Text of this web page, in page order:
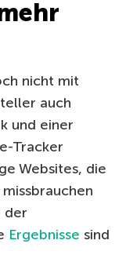
nicht mit
auch
und einer
Tracker
Websites, die
der
Ergebnisse sind